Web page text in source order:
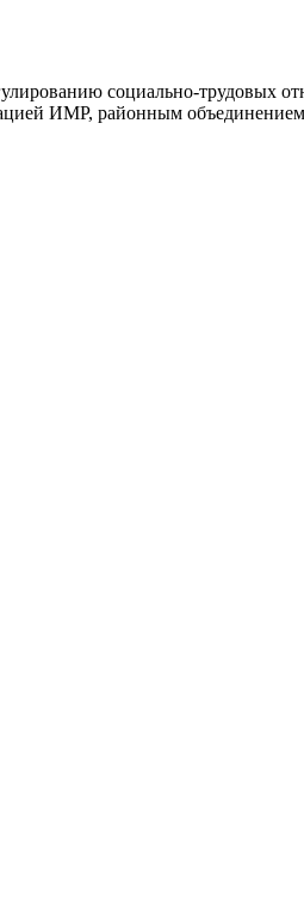
социально-трудовых
ИМР, районным